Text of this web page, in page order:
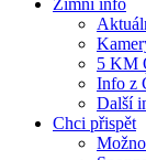
Zimní info
5 KM
Info z
Další
Chci přispět